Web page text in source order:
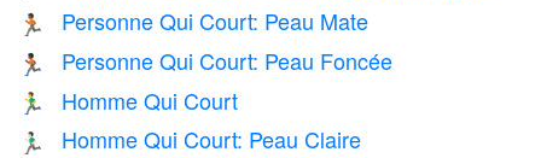
🏃🏾 Personne Qui Court: Peau Mate
🏃🏿 Personne Qui Court: Peau Foncée
🏃‍♂️ Homme Qui Court
🏃🏻‍♂️ Homme Qui Court: Peau Claire